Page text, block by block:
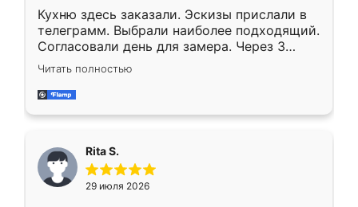
Кухню здесь заказали. Эскизы прислали в
телеграмм. Выбрали наиболее подходящий.
Согласовали день для замера. Через 3
недели кухня была уже готова. Остались
довольны работой. Спасибо Ренессанс
мебель за качественную работу!
Читать полностью
Rita S.
29 июля 2026